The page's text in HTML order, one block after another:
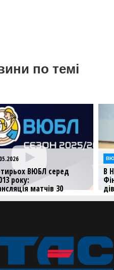
по темі
ВЮБЛ серед
року:
матчів 30
В